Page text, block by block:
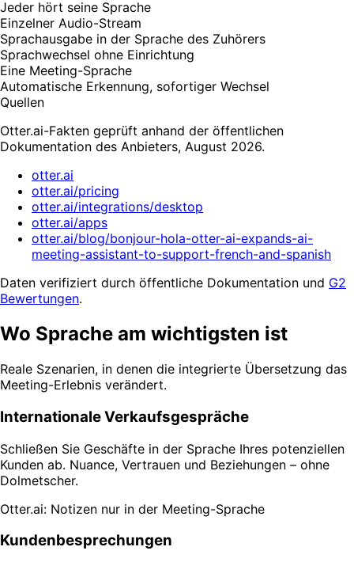
Jeder hört seine Sprache
Einzelner Audio-Stream
Sprachausgabe in der Sprache des Zuhörers
Sprachwechsel ohne Einrichtung
Eine Meeting-Sprache
Automatische Erkennung, sofortiger Wechsel
Quellen
Otter.ai-Fakten geprüft anhand der öffentlichen
Dokumentation des Anbieters, August 2026.
otter.ai
otter.ai/pricing
otter.ai/integrations/desktop
otter.ai/apps
otter.ai/blog/bonjour-hola-otter-ai-expands-ai-
meeting-assistant-to-support-french-and-spanish
Daten verifiziert durch öffentliche Dokumentation und G2
Bewertungen.
Wo Sprache am wichtigsten ist
Reale Szenarien, in denen die integrierte Übersetzung das
Meeting-Erlebnis verändert.
Internationale Verkaufsgespräche
Schließen Sie Geschäfte in der Sprache Ihres potenziellen
Kunden ab. Nuance, Vertrauen und Beziehungen – ohne
Dolmetscher.
Otter.ai: Notizen nur in der Meeting-Sprache
Kundenbesprechungen